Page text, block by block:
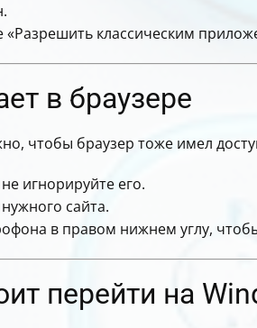
классическим
в браузере
чтобы браузер тоже имел
игнорируйте его.
сайта.
в правом нижнем углу, чтобы
перейти на